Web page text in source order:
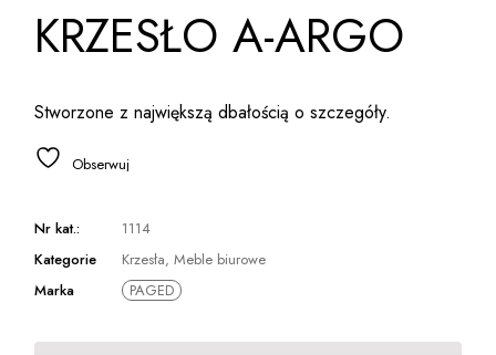
KRZESŁO A-ARGO
Stworzone z największą dbałością o szczegóły.
Obserwuj
Nr kat.:
1114
Kategorie
Krzesła,Meble biurowe
Marka
PAGED